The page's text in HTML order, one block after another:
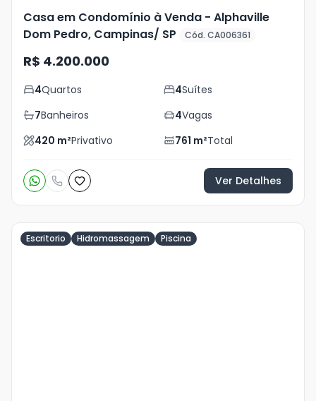
Casa em Condomínio à Venda - Alphaville
Dom Pedro, Campinas/ SP
Cód. CA006361
R$ 4.200.000
4Quartos 4Suítes
7Banheiros 4Vagas
420 m²Privativo 761 m²Total
Ver Detalhes
Escritorio Hidromassagem Piscina